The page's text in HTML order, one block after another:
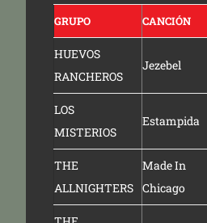
GRUPO CANCIÓN
HUEVOS
RANCHEROS
Jezebel
LOS
MISTERIOS
Estampida
THE
ALLNIGHTERS
Made In
Chicago